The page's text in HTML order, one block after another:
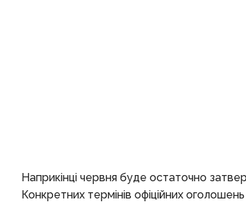
Наприкінці червня буде остаточно
Конкретних термінів офіційних